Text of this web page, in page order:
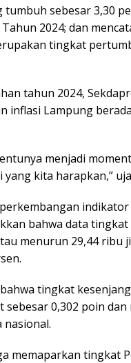
sebesar 3,30
2024; dan
tingkat
tahun 2024,
inflasi Lampung
menjadi
kita harapkan,”
bahwa data
menurun 29,44 ribu
tingkat
0,302 poin
memaparkan tingkat